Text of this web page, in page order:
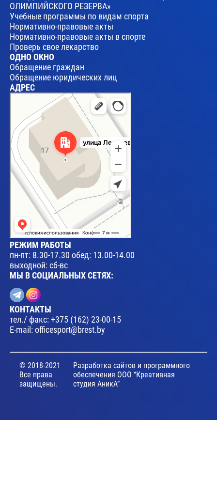
ОЛИМПИЙСКОГО РЕЗЕРВА»
Учебные программы по видам спорта
Нормативно-правовые акты
Нормативно-правовые акты в спорте
Проверь свое лекарство
ОДНО ОКНО
Обращение граждан
Обращение юридических лиц
АДРЕС
Брест
Улица Леваневского, 17 — Яндекс Карты
РЕЖИМ РАБОТЫ
пн-пт: 8.30-17.30 обед: 13.00-14.00
выходной: сб-вс
МЫ В СОЦИАЛЬНЫХ СЕТЯХ:
КОНТАКТЫ
тел./ факс:+375 (162) 23-00-15
E-mail: officesport@brest.by
© 2018-2021
Все права
защищены.
Разработка сайтов и программного
обеспечения ООО “Креативная
студия АникА”